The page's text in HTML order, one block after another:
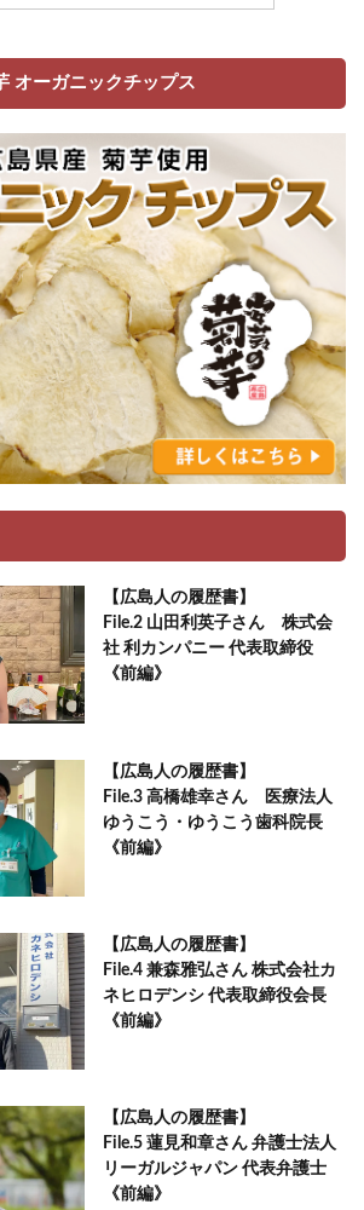
オーガニックチップス
【広島人の履歴書】
File.2 山田利英子さん 株式会
社 利カンパニー 代表取締役
《前編》
【広島人の履歴書】
File.3 高橋雄幸さん 医療法人
ゆうこう・ゆうこう歯科院長
《前編》
【広島人の履歴書】
File.4 兼森雅弘さん 株式会社カ
ネヒロデンシ 代表取締役会長
《前編》
【広島人の履歴書】
File.5 蓮見和章さん 弁護士法人
リーガルジャパン 代表弁護士
《前編》